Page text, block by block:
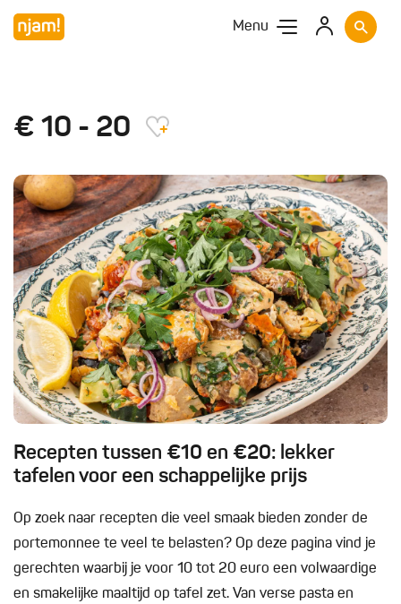
Menu
€ 10 - 20
Recepten tussen €10 en €20: lekker
tafelen voor een schappelijke prijs
Op zoek naar recepten die veel smaak bieden zonder de
portemonnee te veel te belasten? Op deze pagina vind je
gerechten waarbij je voor 10 tot 20 euro een volwaardige
en smakelijke maaltijd op tafel zet. Van verse pasta en